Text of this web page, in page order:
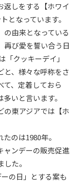
返しをする【ホワイ
となっています。
の由来となっている
再び愛を誓い合う日
「クッキーデイ」
と、様々な呼称をさ
て、定着しておら
いと言います。
の東アジアでは【ホ
のは1980年。
ャンデーの販売促進
た。
の日」とする案も